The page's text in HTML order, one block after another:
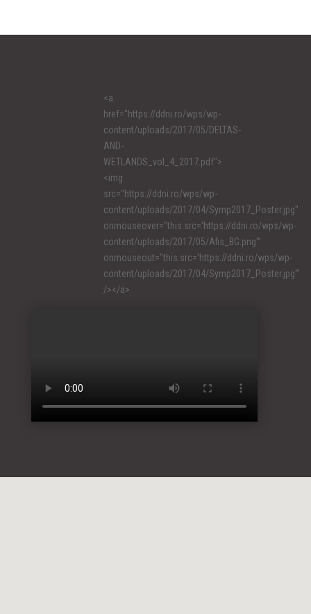
<a
href="https://ddni.ro/wps/wp-
content/uploads/2017/05/DELTAS-
AND-
WETLANDS_vol_4_2017.pdf">
<img
src="https://ddni.ro/wps/wp-
content/uploads/2017/04/Symp2017_Poster.jpg"
onmouseover="this.src='https://ddni.ro/wps/wp-
content/uploads/2017/05/Afis_BG.png'"
onmouseout="this.src='https://ddni.ro/wps/wp-
content/uploads/2017/04/Symp2017_Poster.jpg'"
/></a>